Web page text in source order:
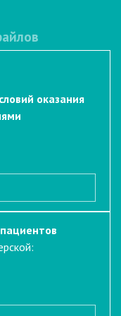
оказания